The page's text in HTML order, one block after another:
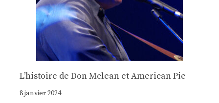
Lʼhistoire de Don Mclean et American Pie
8 janvier 2024